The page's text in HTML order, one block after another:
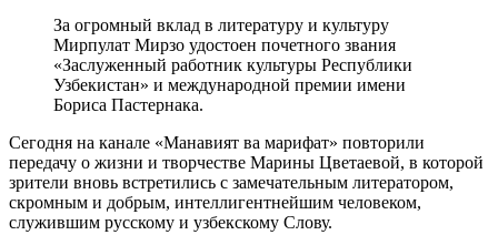
За огромный вклад в литературу и культуру
Мирпулат Мирзо удостоен почетного звания
«Заслуженный работник культуры Республики
Узбекистан» и международной премии имени
Бориса Пастернака.
Сегодня на канале «Манавият ва марифат» повторили
передачу о жизни и творчестве Марины Цветаевой, в которой
зрители вновь встретились с замечательным литератором,
скромным и добрым, интеллигентнейшим человеком,
служившим русскому и узбекскому Слову.